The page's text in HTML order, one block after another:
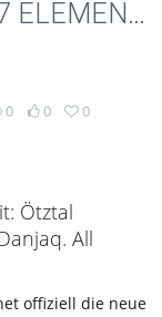
Naomie Harris eröffnet 007 ELEMENTS in Sölden/Österreich
0 0 0
Ötztal
All
offiziell die neue